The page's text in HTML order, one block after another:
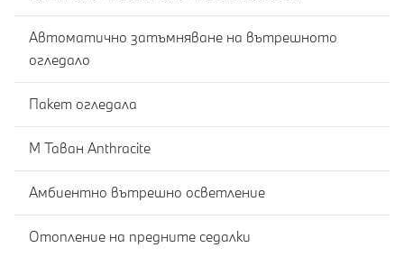
Автоматично затъмняване на вътрешното
огледало
Пакет огледала
M Таван Anthracite
Амбиентно вътрешно осветление
Отопление на предните седалки